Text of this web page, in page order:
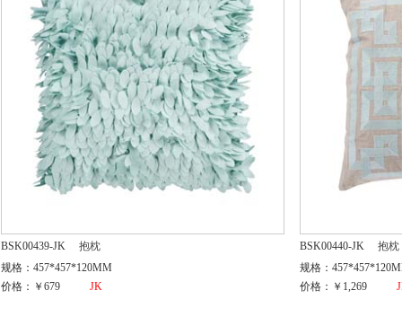
BSK00439-JK
抱枕
规格：457*457*120MM
价格：￥679
JK
BSK00440-JK
抱枕
规格：
价格：￥1,269